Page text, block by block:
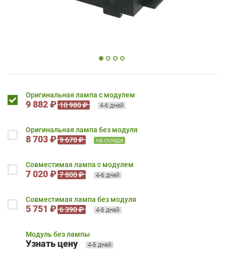
Оригинальная лампа с модулем
9 882 ₽ 10 980 ₽ 4-6 дней
Оригинальная лампа без модуля
8 703 ₽ 9 670 ₽ на складе
Совместимая лампа с модулем
7 020 ₽ 7 800 ₽ 4-6 дней
Совместимая лампа без модуля
5 751 ₽ 6 390 ₽ 4-6 дней
Модуль без лампы
Узнать цену 4-6 дней